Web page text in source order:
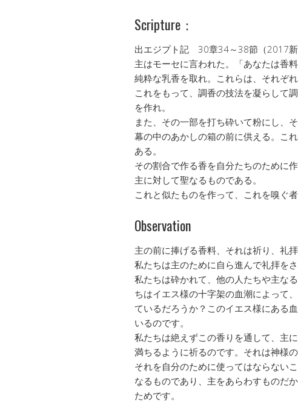
Scripture：
出エジプト記 30章34～38節（2017新
主はモーセに言われた。「あなたは香
純粋な乳香を取れ。これらは、それぞ
これをもって、調香の技法を凝らして
を作れ。
また、その一部を打ち砕いて粉にし、
幕の中のあかしの箱の前に供える。こ
ある。
その割合で作る香を自分たちのために
主に対して聖なるものである。
これと似たものを作って、これを嗅ぐ
Observation
主の前に捧げる香料、それは祈り、礼拝
私たちは主のために自ら進んで礼拝を
私たちは砕かれて、他の人たちや主な
ちはイエス様の十字架の血潮によって
ているだろうか？このイエス様にある
いるのです。
私たちは絶えずこの香りを通して、主
満ちるように祈るのです。それは神様
それを自分のために使ってはならない
なるものであり、主をあらわすものだ
ためです。